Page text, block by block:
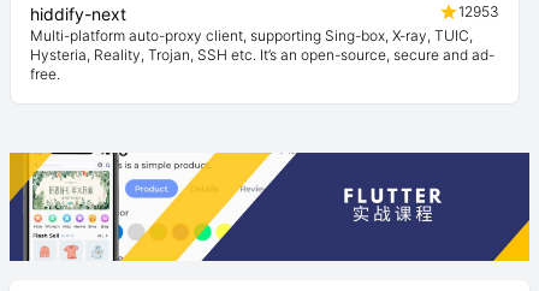
hiddify-next
12953
Multi-platform auto-proxy client, supporting Sing-box, X-ray, TUIC,
Hysteria, Reality, Trojan, SSH etc. It’s an open-source, secure and ad-
free.